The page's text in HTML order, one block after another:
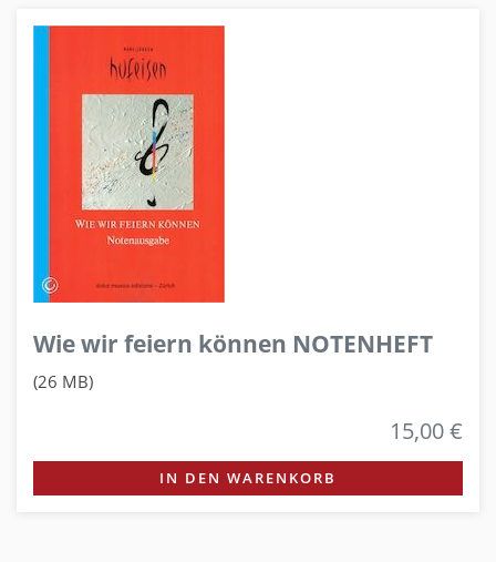
Wie wir feiern können NOTENHEFT
(26 MB)
15,00 €
IN DEN WARENKORB